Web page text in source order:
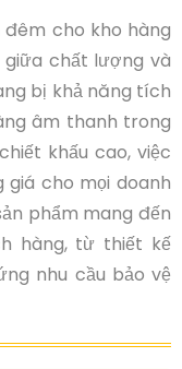
cho kho hàng
giữa chất lượng và
bị khả năng tích
âm thanh trong
khấu cao, việc
cho mọi doanh
phẩm mang đến
hàng, từ thiết kế
nhu cầu bảo vệ